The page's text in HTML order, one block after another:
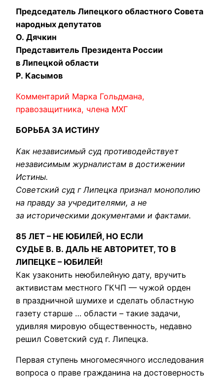
Председатель Липецкого областного Совета
народных депутатов
О. Дячкин
Представитель Президента России
в Липецкой области
Р. Касымов
Комментарий Марка Гольдмана,
правозащитника, члена МХГ
БОРЬБА ЗА ИСТИНУ
Как независимый суд противодействует
независимым журналистам в достижении
Истины.
Советский суд г Липецка признал монополию
на правду за учредителями, а не
за историческими документами и фактами.
85 ЛЕТ – НЕ ЮБИЛЕЙ, НО ЕСЛИ
СУДЬЕ В. В. ДАЛЬ НЕ АВТОРИТЕТ, ТО В
ЛИПЕЦКЕ – ЮБИЛЕЙ!
Как узаконить неюбилейную дату, вручить
активистам местного ГКЧП — чужой орден
в праздничной шумихе и сделать областную
газету старше … области – такие задачи,
удивляя мировую общественность, недавно
решил Советский суд г. Липецка.
Первая ступень многомесячного исследования
вопроса о праве гражданина на достоверность